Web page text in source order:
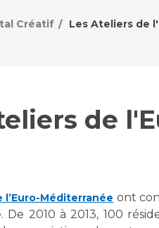
pratiques
vous
un patient
à
et
Créatif / Les Ateliers de
de
l’Euro-Méditerranée ont
2010 à 2013, 100